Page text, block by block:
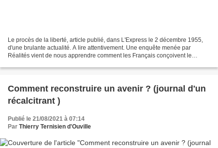
Le procès de la liberté, article publié, dans L'Express le 2 décembre 1955,
d'une brulante actualité. A lire attentivement. Une enquête menée par
Réalités vient de nous apprendre comment les Français conçoivent le
Comment reconstruire un avenir ? (journal d'un
récalcitrant )
Publié le 21/08/2021 à 07:14
Par Thierry Ternisien d'Ouville